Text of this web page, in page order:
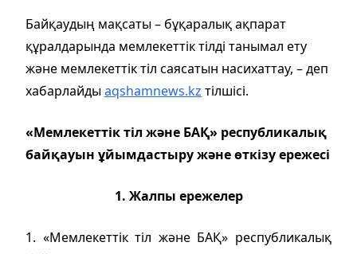
Байқаудың мақсаты – бұқаралық ақпарат
құралдарында мемлекеттік тілді танымал ету
және мемлекеттік тіл саясатын насихаттау, – деп
хабарлайдыaqshamnews.kz тілшісі.
«Мемлекеттік тіл және БАҚ» республикалық
байқауын ұйымдастыру және өткізу ережесі
1. Жалпы ережелер
1. «Мемлекеттік тіл және БАҚ» республикалық